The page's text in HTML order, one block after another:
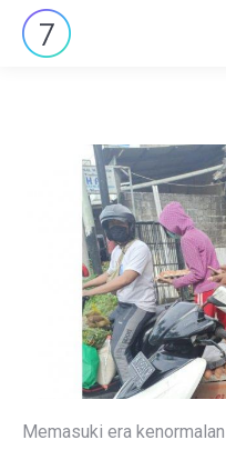
Memasuki era